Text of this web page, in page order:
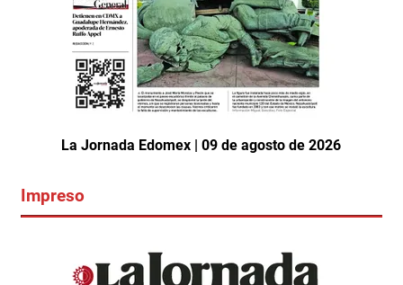
La Jornada Edomex | 09 de agosto de 2026
Impreso